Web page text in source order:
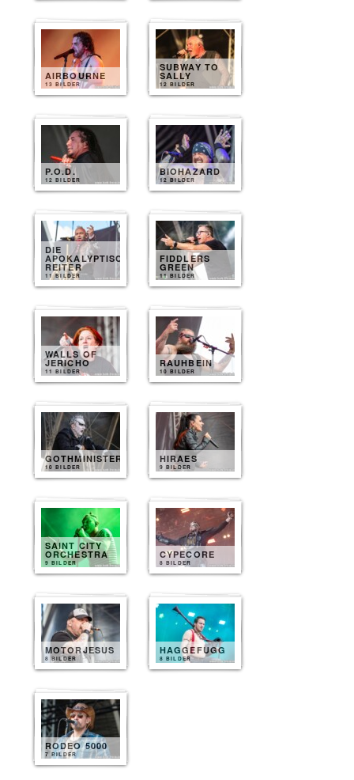
AIRBOURNE
13 BILDER
SUBWAY TO
SALLY
12 BILDER
P.O.D.
12 BILDER
BIOHAZARD
12 BILDER
DIE
APOKALYPTISCHEN
REITER
11 BILDER
FIDDLERS
GREEN
11 BILDER
WALLS OF
JERICHO
11 BILDER
RAUHBEIN
10 BILDER
GOTHMINISTER
10 BILDER
HIRAES
9 BILDER
SAINT CITY
ORCHESTRA
9 BILDER
CYPECORE
8 BILDER
MOTORJESUS
8 BILDER
HAGGEFUGG
8 BILDER
RODEO 5000
7 BILDER